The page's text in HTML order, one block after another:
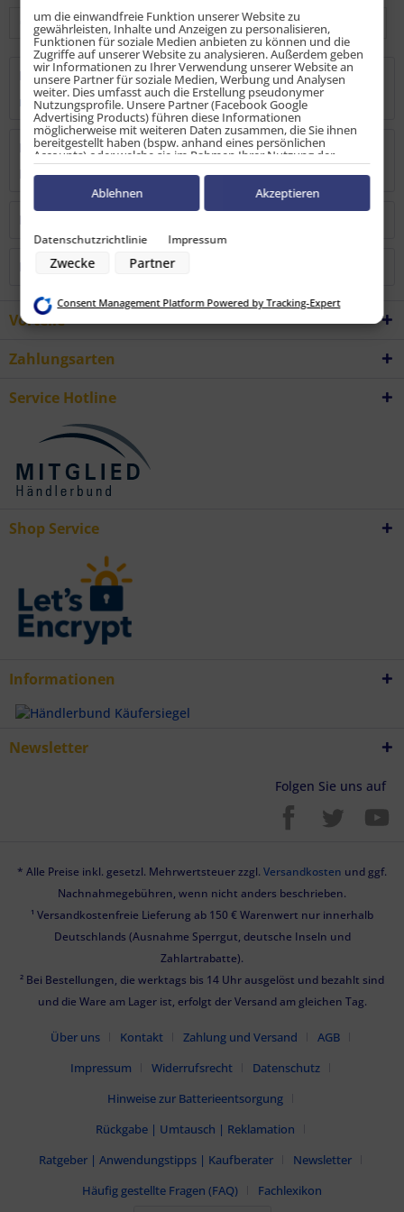
Beschreibung
mehr
Bewertungen
0
Bewertungen lesen, schreiben und diskutieren...mehr
Kunden haben sich ebenfalls angesehen
Vorteile
Zahlungsarten
Service Hotline
Shop Service
Informationen
Newsletter
Folgen Sie uns auf
* Alle Preise inkl. gesetzl. Mehrwertsteuer zzgl. Versandkosten und ggf.
Nachnahmegebühren, wenn nicht anders beschrieben.
¹ Versandkostenfreie Lieferung ab 150 € Warenwert nur innerhalb
Deutschlands (Ausnahme Sperrgut, deutsche Inseln und
Zahlartrabatte).
² Bei Bestellungen, die werktags bis 14 Uhr ausgelöst und bezahlt sind
und die Ware am Lager ist, erfolgt der Versand am gleichen Tag.
Über uns Kontakt Zahlung und Versand
AGB
Impressum
Widerrufsrecht
Datenschutz
Hinweise zur Batterieentsorgung
Rückgabe | Umtausch | Reklamation
Ratgeber | Anwendungstipps | Kaufberater
Newsletter
Häufig gestellte Fragen (FAQ)
Fachlexikon
um die einwandfreie Funktion unserer Website zu
gewährleisten, Inhalte und Anzeigen zu personalisieren,
Funktionen für soziale Medien anbieten zu können und die
Zugriffe auf unserer Website zu analysieren. Außerdem geben
wir Informationen zu Ihrer Verwendung unserer Website an
unsere Partner für soziale Medien, Werbung und Analysen
weiter. Dies umfasst auch die Erstellung pseudonymer
Nutzungsprofile. Unsere Partner (Facebook Google
Advertising Products) führen diese Informationen
möglicherweise mit weiteren Daten zusammen, die Sie ihnen
bereitgestellt haben (bspw. anhand eines persönlichen
Accounts) oder welche sie im Rahmen Ihrer Nutzung der
Dienste gesammelt haben (bspw. Nutzungsdaten anderer
Geräte). Ihre Einwilligung zur Nutzung von Cookies und Pixeln
können Sie jederzeit widerrufen, indem Sie auf den
Datenschutz-Button links unten klicken und dort die
Zwecke der Datenverarbeitung durch unsere Partner:
Speichern von oder Zugriff auf Informationen auf einem Endgerät
Verwendung von Profilen zur Auswahl personalisierter Werbung
Messung der Performance von Inhalten
Entwicklung und Verbesserung der Angebote
Besondere Features:
Verwendung genauer Standortdaten
Endgeräteeigenschaften zur Identifikation aktiv abfragen
Datenschutzrichtlinie Impressum
Zwecke Partner
Ablehnen Akzeptieren
Consent Management Platform Powered by Tracking-Expert